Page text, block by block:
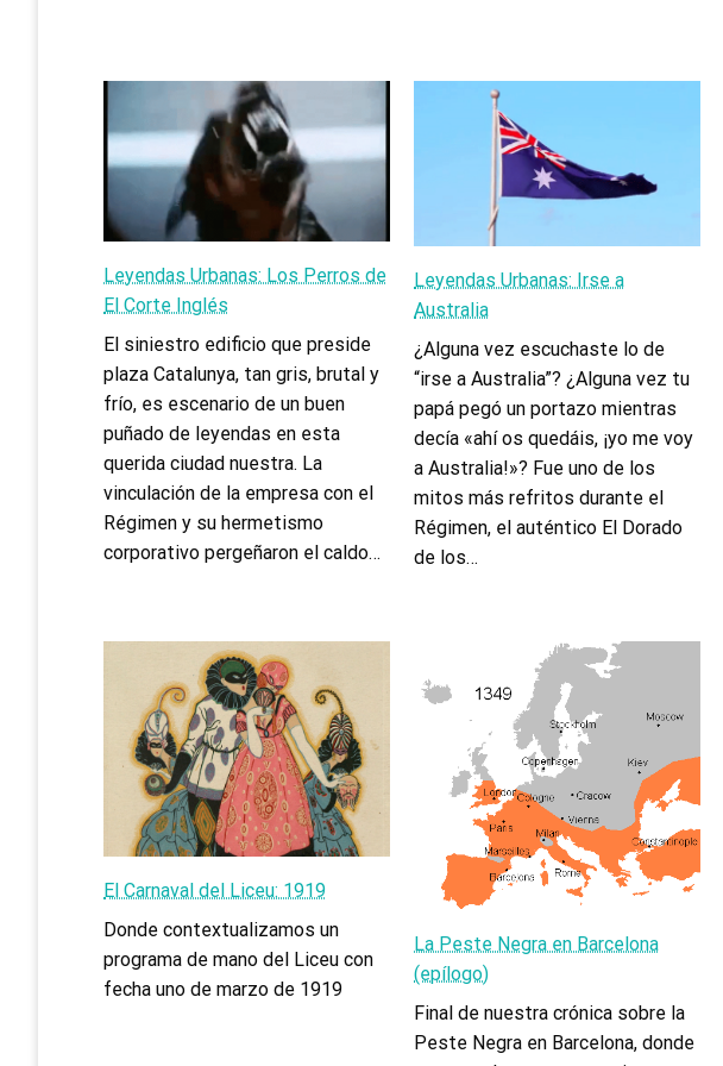
Leyendas Urbanas: Los Perros de
El Corte Inglés
El siniestro edificio que preside
plaza Catalunya, tan gris, brutal y
frío, es escenario de un buen
puñado de leyendas en esta
querida ciudad nuestra. La
vinculación de la empresa con el
Régimen y su hermetismo
corporativo pergeñaron el caldo…
Leyendas Urbanas: Irse a
Australia
¿Alguna vez escuchaste lo de
“irse a Australia”? ¿Alguna vez tu
papá pegó un portazo mientras
decía «ahí os quedáis, ¡yo me voy
a Australia!»? Fue uno de los
mitos más refritos durante el
Régimen, el auténtico El Dorado
de los…
El Carnaval del Liceu: 1919
Donde contextualizamos un
programa de mano del Liceu con
fecha uno de marzo de 1919
La Peste Negra en Barcelona
(epílogo)
Final de nuestra crónica sobre la
Peste Negra en Barcelona, donde